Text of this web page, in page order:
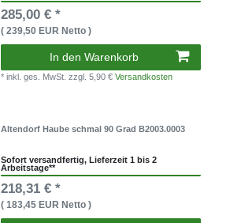
285,00 € *
( 239,50 EUR Netto )
In den Warenkorb
* inkl. ges. MwSt.zzgl. 5,90 €Versandkosten
Altendorf Haube schmal 90 Grad B2003.0003
Sofort versandfertig, Lieferzeit 1 bis 2
Arbeitstage**
218,31 € *
( 183,45 EUR Netto )